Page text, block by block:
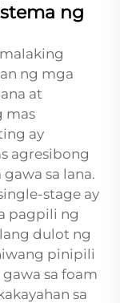
ng
ng mga
at
mas
ay
agresibong
sa lana.
stage ay
pagpili ng
dulot ng
pinipili
sa foam
sa